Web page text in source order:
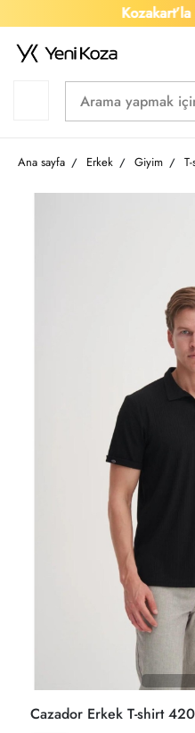
Kozakart’la
Ana sayfa Erkek Giyim
Cazador Erkek T-shirt